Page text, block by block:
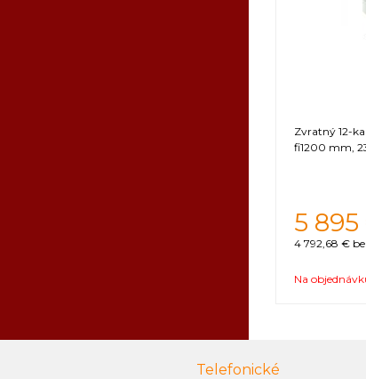
Zvratný 12-
fi1200 mm,
5
4 792,68 €
Na
Telefonické